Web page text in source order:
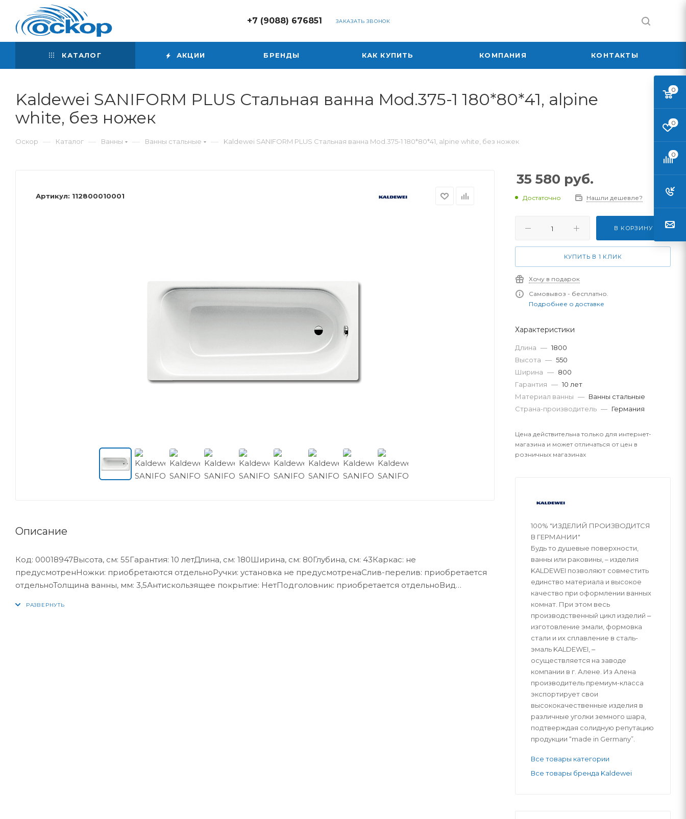
+7 (9088) 676851 ЗАКАЗАТЬ ЗВОНОК
КАТАЛОГ АКЦИИ БРЕНДЫ КАК КУПИТЬ КОМПАНИЯ КОНТАКТЫ
Kaldewei SANIFORM PLUS Стальная ванна Mod.375-1 180*80*41, alpine
white, без ножек
Оскор — Каталог — Ванны — Ванны стальные — Kaldewei SANIFORM PLUS Стальная ванна Mod.375-1 180*80*41, alpine white, без ножек
Артикул: 112800010001
Описание
Код: 00018947Высота, см: 55Гарантия: 10 летДлина, см: 180Ширина, см: 80Глубина, см: 43Каркас: не
предусмотренНожки: приобретаются отдельноРучки: установка не предусмотренаСлив-перелив: приобретается
отдельноТолщина ванны, мм: 3,5Антискользящее покрытие: НетПодголовник: приобретается отдельноВид
35 580 руб.
Достаточно Нашли дешевле?
В КОРЗИНУ
КУПИТЬ В 1 КЛИК
Хочу в подарок
Самовывоз - бесплатно.
Подробнее о доставке
Характеристики
Длина — 1800
Высота — 550
Ширина — 800
Гарантия — 10 лет
Материал ванны — Ванны стальные
Страна-производитель — Германия
Цена действительна только для интернет-
магазина и может отличаться от цен в
розничных магазинах
100% "ИЗДЕЛИЙ ПРОИЗВОДИТСЯ
В ГЕРМАНИИ"
Будь то душевые поверхности,
ванны или раковины, – изделия
KALDEWEI позволяют совместить
единство материала и высокое
качество при оформлении ванных
комнат. При этом весь
производственный цикл изделий ‒
изготовление эмали, формовка
стали и их сплавление в сталь-
эмаль KALDEWEI, ‒
осуществляется на заводе
компании в г. Алене. Из Алена
производитель премиум-класса
экспортирует свои
высококачественные изделия в
различные уголки земного шара,
подтверждая солидную репутацию
продукции “made in Germany”.
Все товары категории
Все товары бренда Kaldewei
0
0
0